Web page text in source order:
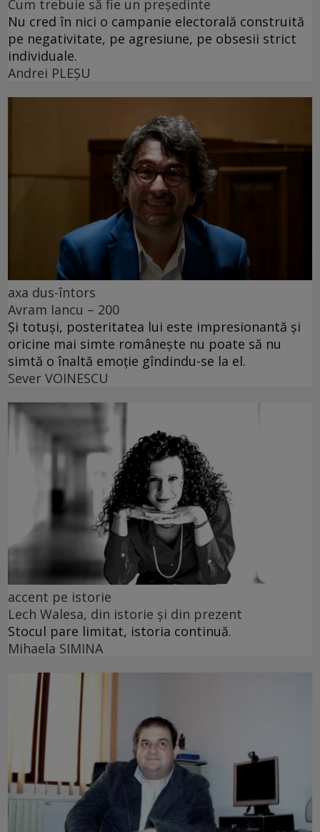
Cum trebuie să fie un președinte
Nu cred în nici o campanie electorală construită
pe negativitate, pe agresiune, pe obsesii strict
individuale.
Andrei PLEŞU
axa dus-întors
Avram Iancu – 200
Și totuși, posteritatea lui este impresionantă și
oricine mai simte românește nu poate să nu
simtă o înaltă emoție gîndindu-se la el.
Sever VOINESCU
accent pe istorie
Lech Walesa, din istorie și din prezent
Stocul pare limitat, istoria continuă.
Mihaela SIMINA